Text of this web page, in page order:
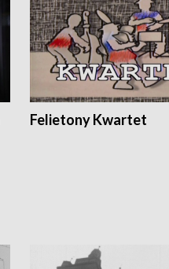
Felietony Kwartet